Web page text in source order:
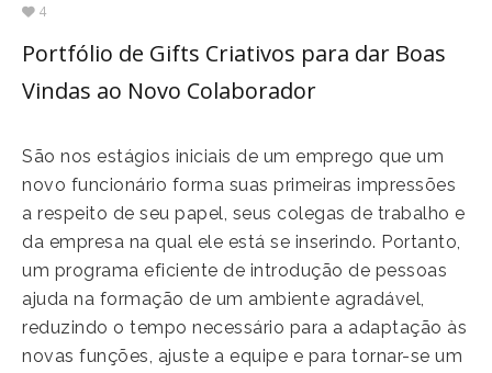
4
Portfólio de Gifts Criativos para dar Boas
Vindas ao Novo Colaborador
São nos estágios iniciais de um emprego que um
novo funcionário forma suas primeiras impressões
a respeito de seu papel, seus colegas de trabalho e
da empresa na qual ele está se inserindo. Portanto,
um programa eficiente de introdução de pessoas
ajuda na formação de um ambiente agradável,
reduzindo o tempo necessário para a adaptação às
novas funções, ajuste a equipe e para tornar-se um